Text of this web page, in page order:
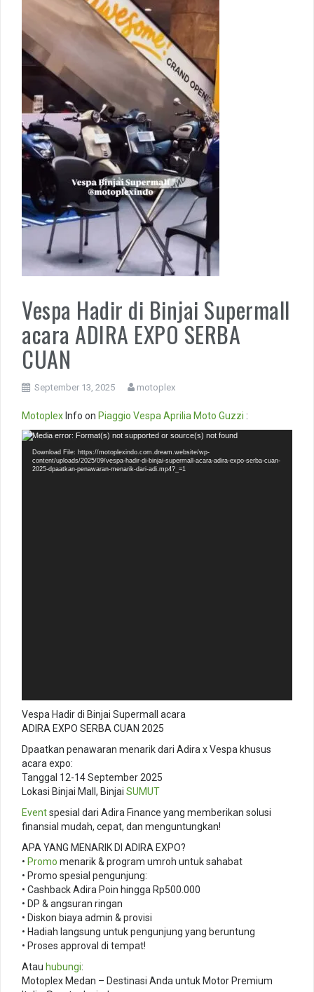
Vespa Hadir di Binjai Supermall
acara ADIRA EXPO SERBA
CUAN
September 13, 2025 motoplex
Motoplex Info on Piaggio Vespa Aprilia Moto Guzzi :
Video
Player
Media error: Format(s) not supported or source(s) not found
Download File: https://motoplexindo.com.dream.website/wp-
content/uploads/2025/09/vespa-hadir-di-binjai-supermall-acara-adira-expo-serba-cuan-
2025-dpaatkan-penawaran-menarik-dari-adi.mp4?_=1
Vespa Hadir di Binjai Supermall acara
ADIRA EXPO SERBA CUAN 2025
Dpaatkan penawaran menarik dari Adira x Vespa khusus
acara expo:
Tanggal 12-14 September 2025
Lokasi Binjai Mall, Binjai SUMUT
Eventspesial dari Adira Finance yang memberikan solusi
finansial mudah, cepat, dan menguntungkan!
APA YANG MENARIK DI ADIRA EXPO?
• Promo menarik & program umroh untuk sahabat
• Promo spesial pengunjung:
• Cashback Adira Poin hingga Rp500.000
• DP & angsuran ringan
• Diskon biaya admin & provisi
• Hadiah langsung untuk pengunjung yang beruntung
• Proses approval di tempat!
Atau hubungi:
Motoplex Medan – Destinasi Anda untuk Motor Premium